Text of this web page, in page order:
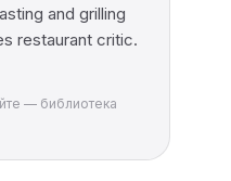
and grilling
restaurant critic.
— библиотека